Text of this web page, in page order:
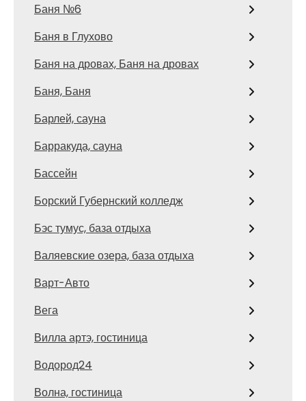
Баня №6
Баня в Глухово
Баня на дровах, Баня на дровах
Баня, Баня
Барлей, сауна
Барракуда, сауна
Бассейн
Борский Губернский колледж
Бэс тумус, база отдыха
Валяевские озера, база отдыха
Варт-Авто
Вега
Вилла артэ, гостиница
Водород24
Волна, гостиница